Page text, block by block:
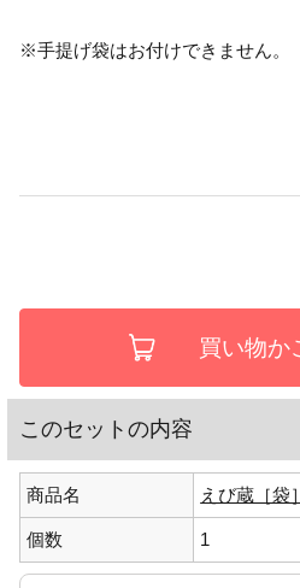
※手提げ袋はお付けできません。
このセットの内容
商品名 えび蔵［袋
個数 1